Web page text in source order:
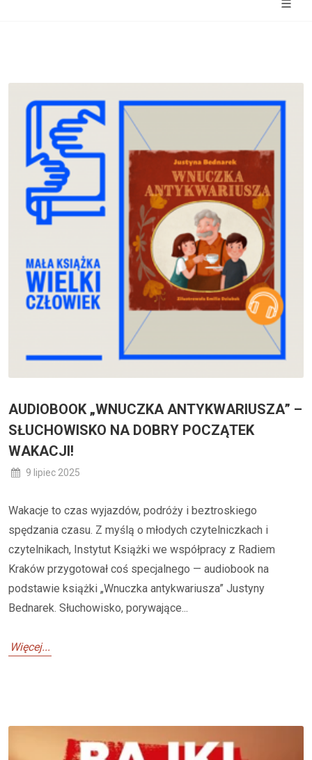
AUDIOBOOK „WNUCZKA ANTYKWARIUSZA” –
SŁUCHOWISKO NA DOBRY POCZĄTEK
WAKACJI!
9 lipiec 2025
Wakacje to czas wyjazdów, podróży i beztroskiego
spędzania czasu. Z myślą o młodych czytelniczkach i
czytelnikach, Instytut Książki we współpracy z Radiem
Kraków przygotował coś specjalnego — audiobook na
podstawie książki „Wnuczka antykwariusza” Justyny
Bednarek. Słuchowisko, porywające...
Więcej...